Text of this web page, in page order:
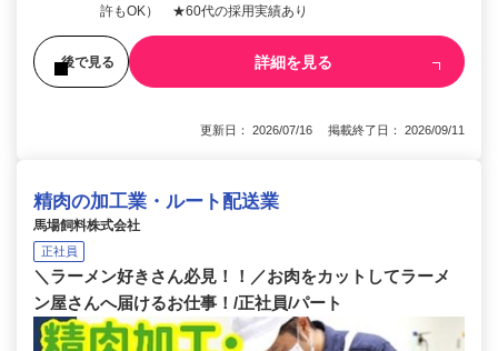
許もOK） ★60代の採用実績あり
後で見る 詳細を見る
更新日： 2026/07/16 掲載終了日： 2026/09/11
精肉の加工業・ルート配送業
馬場飼料株式会社
正社員
＼ラーメン好きさん必見！！／お肉をカットしてラーメ
ン屋さんへ届けるお仕事！/正社員/パート